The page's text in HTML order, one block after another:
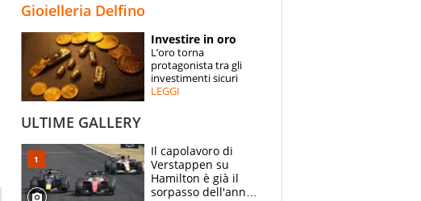
ESPERTI
CONTATTI
Gioielleria Delfino
Investire in oro
L’oro torna
protagonista tra gli
investimenti sicuri
LEGGI
ULTIME GALLERY
Il capolavoro di
Verstappen su
Hamilton è già il
sorpasso dell'anno: